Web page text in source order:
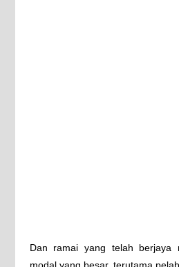
Dan ramai yang telah berjaya